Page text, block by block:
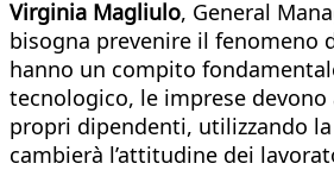
Virginia Magliulo, General
bisogna prevenire il fenomeno
hanno un compito
tecnologico, le imprese
propri dipendenti, utilizzando
cambierà l’attitudine dei